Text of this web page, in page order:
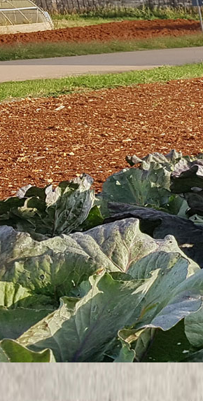
reakcije tla
biljci pristupačnog fosfora
biljci pristupačnog kalija
ukupnog dušika
organske tvari
doze vapna za kalcizaciju
zemnoalkalnih karbonata
ukupnih soli
tla za analize
uzoraka tla za analizu potrebno je procijeniti
se često može zamijetiti po samom
(nagib, depresije, uzvišenja, kanali)
vodopropusnost (zadržavanje vode na
neujednačenost (različita rahlost ili zbijenost
boja (svjetlije ili tamnije površine – različita
mase 0,5-1,5 kgi sastoji se od